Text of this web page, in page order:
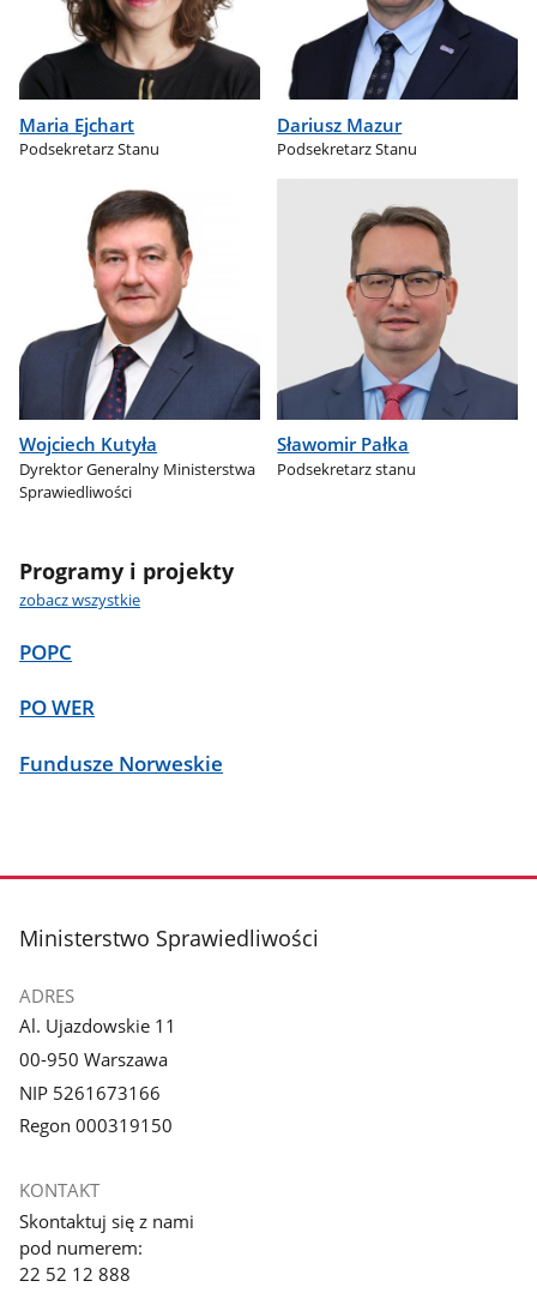
Maria Ejchart
Podsekretarz Stanu
Dariusz Mazur
Podsekretarz Stanu
Wojciech Kutyła
Dyrektor Generalny Ministerstwa
Sprawiedliwości
Sławomir Pałka
Podsekretarz stanu
Programy i projekty
zobacz wszystkie
POPC
PO WER
Fundusze Norweskie
stopka
Ministerstwo Sprawiedliwości
ADRES
Al. Ujazdowskie 11
00-950 Warszawa
NIP 5261673166
Regon 000319150
KONTAKT
Skontaktuj się z nami
pod numerem:
22 52 12 888